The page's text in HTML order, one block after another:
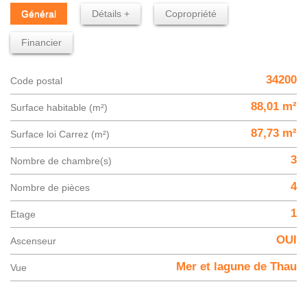
Général Détails + Copropriété
Financier
Code postal 34200
Surface habitable (m²) 88,01 m²
Surface loi Carrez (m²) 87,73 m²
Nombre de chambre(s) 3
Nombre de pièces 4
Etage 1
Ascenseur OUI
Vue Mer et lagune de Thau